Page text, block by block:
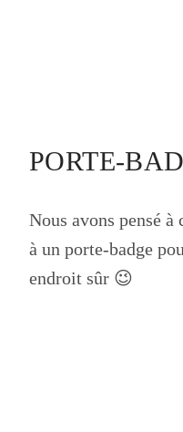
PORTE-
Nous avons pensé
à un porte-badge
endroit sûr 😉